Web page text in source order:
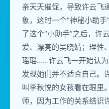
亲天天催促，导致许云飞
象，这时一个“神秘小助
了这个“小助手”之后，许
爱、漂亮的吴晓婧；理性
瑶瑶……许云飞一开始认
发现她们并不适合自己。
叫李秋悦的女孩看在眼里
师，因为工作的关系结识